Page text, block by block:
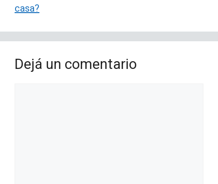
casa?
Dejá un comentario